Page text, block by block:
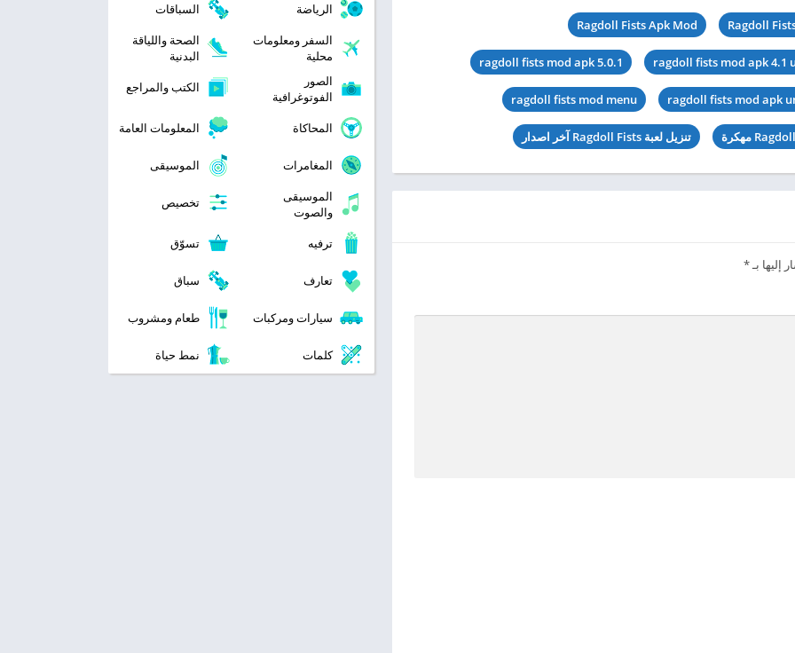
Ragdoll
Ragdoll Fists Apk Mod
ragdoll fists mod apk 4.1
ragdoll fists mod apk 5.0.1
ragdoll fists mod apk
ragdoll fists mod menu
تنزيل لعبة Ragdoll Fists آخر اصدار
إليها بـ*
الرياضة
السباقات
السفر ومعلومات
محلية
الصحة واللياقة
البدنية
الصور
الفوتوغرافية
الكتب والمراجع
المحاكاة المعلومات العامة
المغامرات
الموسيقى
الموسيقى
والصوت
تخصيص
ترفيه تسوّق
تعارف سباق
سيارات ومركبات طعام ومشروب
كلمات نمط حياة